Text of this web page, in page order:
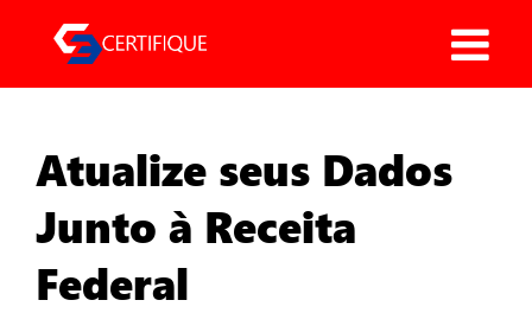
Atualize seus Dados
Junto à Receita
Federal